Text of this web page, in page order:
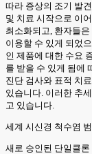
따라 증상의 조기 발
및 치료 시작으로 이
최소화되고, 환자들
이용할 수 있게 되었
인 제품에 대한 수요
를 받을 수 있게 됨에
진단 검사와 표적 치
있습니다. 이러한 추
고 있습니다.
세계 시신경 척수염
새로 승인된 단일클